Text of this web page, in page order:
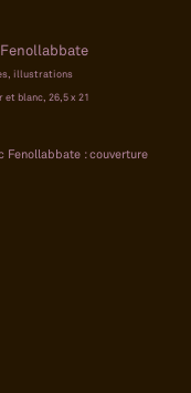
illustrations
et blanc, 26,5 x 21